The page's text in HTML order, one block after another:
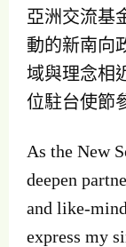
亞洲交流基
動的新南向
域與理念相
位駐台使節
As the New
deepen
and like-
express my